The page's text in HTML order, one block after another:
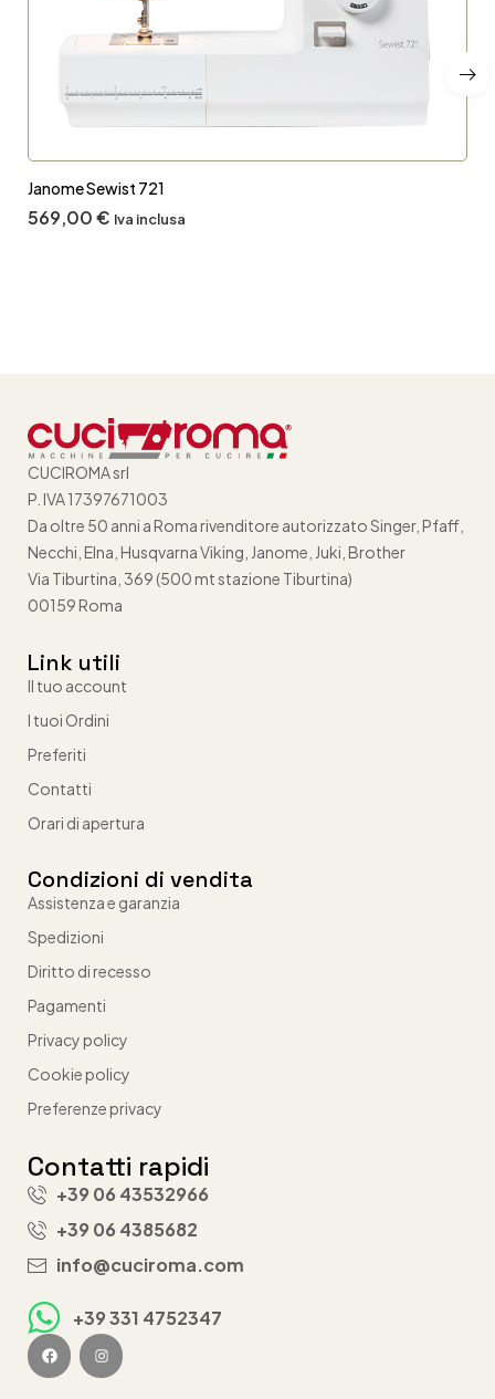
Janome Sewist 721
569,00€ Iva inclusa
CUCIROMA srl
P. IVA 17397671003
Da oltre 50 anni a Roma rivenditore autorizzato Singer, Pfaff,
Necchi, Elna, Husqvarna Viking, Janome, Juki, Brother
Via Tiburtina, 369 (500 mt stazione Tiburtina)
00159 Roma
Link utili
Il tuo account
I tuoi Ordini
Preferiti
Contatti
Orari di apertura
Condizioni di vendita
Assistenza e garanzia
Spedizioni
Diritto di recesso
Pagamenti
Privacy policy
Cookie policy
Preferenze privacy
Contatti rapidi
+39 06 43532966
+39 06 4385682
info@cuciroma.com
+39 331 4752347